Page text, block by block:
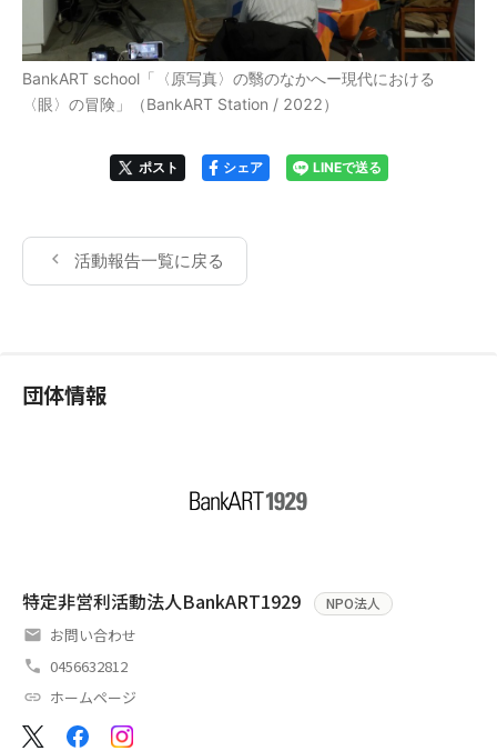
BankART school「〈原写真〉の翳のなかへー現代における
〈眼〉の冒険」（BankART Station / 2022）
ポスト シェア LINEで送る
活動報告一覧に戻る
団体情報
特定非営利活動法人BankART1929 NPO法人
お問い合わせ
0456632812
ホームページ